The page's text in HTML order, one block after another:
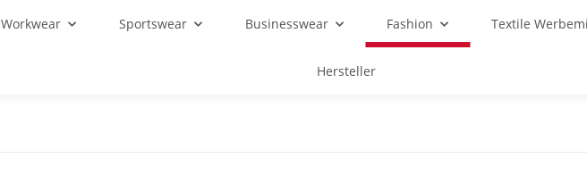
Workwear Sportswear Businesswear Fashion Textile
Hersteller